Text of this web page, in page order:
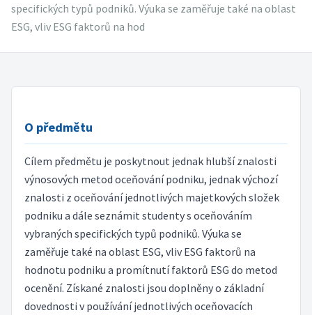
specifických typů podniků. Výuka se zaměřuje také na oblast
ESG, vliv ESG faktorů na hod
O předmětu
Cílem předmětu je poskytnout jednak hlubší znalosti
výnosových metod oceňování podniku, jednak výchozí
znalosti z oceňování jednotlivých majetkových složek
podniku a dále seznámit studenty s oceňováním
vybraných specifických typů podniků. Výuka se
zaměřuje také na oblast ESG, vliv ESG faktorů na
hodnotu podniku a promítnutí faktorů ESG do metod
ocenění. Získané znalosti jsou doplněny o základní
dovednosti v používání jednotlivých oceňovacích